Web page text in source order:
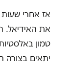
אז אחרי שעות
את האידיאל.
טמון
יתאים בצורה